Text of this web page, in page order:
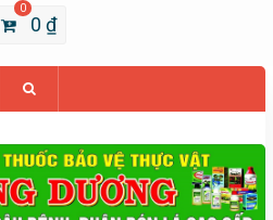
0
0₫